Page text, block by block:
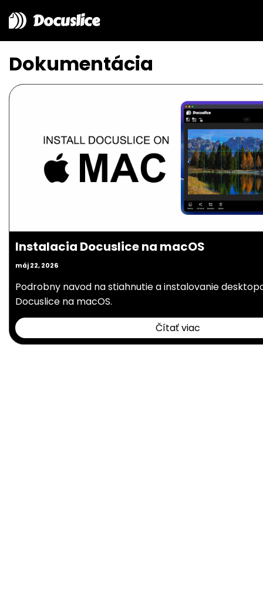
Docuslice
Dokumentácia
Instalacia Docuslice na macOS
máj 22, 2026
Podrobny navod na stiahnutie a instalovanie
Docuslice na macOS.
Čítať viac